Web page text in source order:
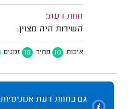
חוות דעת:
השירות היה מצוין.
איכות 10 מחיר 10 זמנים
גם בחוות דעת